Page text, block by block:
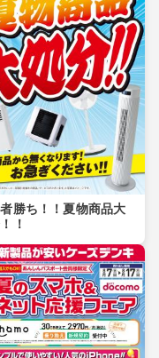
勝ち！！夏物商品大
！